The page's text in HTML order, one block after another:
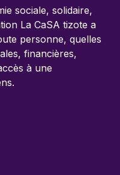
sociale, solidaire,
La CaSA tizote a
personne, quelles
financières,
à une